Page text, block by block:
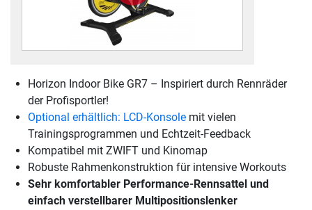
Horizon Indoor Bike GR7 – Inspiriert durch Rennräder
der Profisportler!
Optional erhältlich: LCD-Konsole mit vielen
Trainingsprogrammen und Echtzeit-Feedback
Kompatibel mit ZWIFT und Kinomap
Robuste Rahmenkonstruktion für intensive Workouts
Sehr komfortabler Performance-Rennsattel und
einfach verstellbarer Multipositionslenker